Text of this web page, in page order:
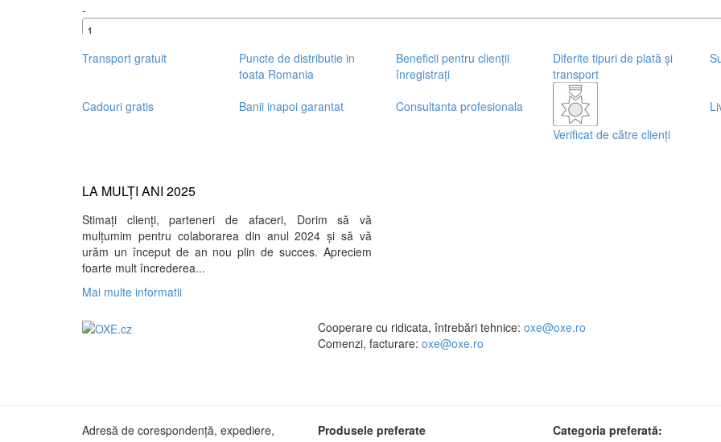
-
+
Transport gratuit
Puncte de distributie in
toata Romania
Beneficii pentru clienții
înregistrați
Diferite tipuri de plată și
transport
Cadouri gratis Banii inapoi garantat
Consultanta profesionala
Verificat de către clienți
LA MULȚI ANI 2025
Stimați clienți, parteneri de afaceri, Dorim să vă
mulțumim pentru colaborarea din anul 2024 și să vă
urăm un început de an nou plin de succes. Apreciem
foarte mult încrederea...
Mai multe informatii
Cooperare cu ridicata, întrebări tehnice: oxe@oxe.ro
Comenzi, facturare: oxe@oxe.ro
Adresă de corespondență, expediere,
Produsele preferate
Categoria preferată: